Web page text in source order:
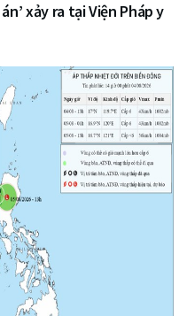
xảy ra tại Viện Pháp y